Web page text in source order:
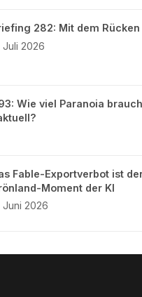
282: Mit dem Rücken
Juli 2026
Wie viel Paranoia
Fable-Exportverbot ist
Moment der KI
Juni 2026